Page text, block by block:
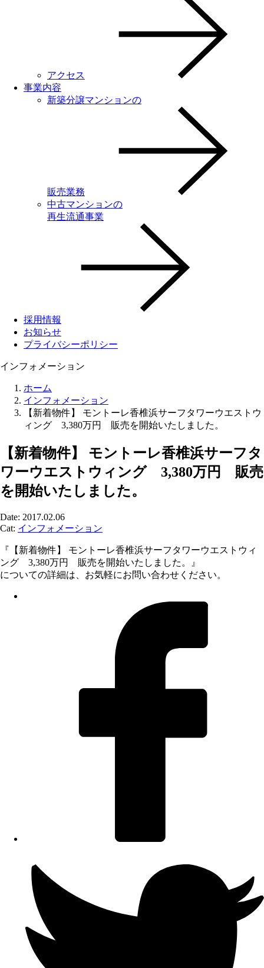
アクセス
事業内容
新築分譲マンションの
販売業務
中古マンションの
再生流通事業
採用情報
お知らせ
プライバシーポリシー
インフォメーション
ホーム
インフォメーション
【新着物件】 モントーレ香椎浜サーフタワーウエストウ
ィング 3,380万円 販売を開始いたしました。
【新着物件】 モントーレ香椎浜サーフタ
ワーウエストウィング 3,380万円 販売
を開始いたしました。
Date: 2017.02.06
Cat: インフォメーション
『【新着物件】 モントーレ香椎浜サーフタワーウエストウィ
ング 3,380万円 販売を開始いたしました。』
についての詳細は、お気軽にお問い合わせください。